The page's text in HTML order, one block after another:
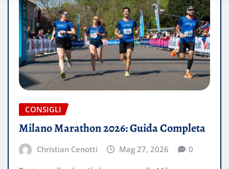
CONSIGLI
Milano Marathon 2026: Guida Completa
Christian Cenotti Mag 27, 2026 0